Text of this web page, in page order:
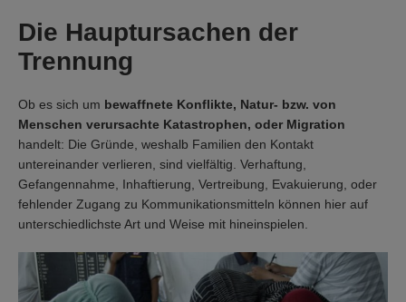
Die Hauptursachen der
Trennung
Ob es sich um bewaffnete Konflikte, Natur- bzw. von
Menschen verursachte Katastrophen, oder Migration
handelt: Die Gründe, weshalb Familien den Kontakt
untereinander verlieren, sind vielfältig. Verhaftung,
Gefangennahme, Inhaftierung, Vertreibung, Evakuierung, oder
fehlender Zugang zu Kommunikationsmitteln können hier auf
unterschiedlichste Art und Weise mit hineinspielen.